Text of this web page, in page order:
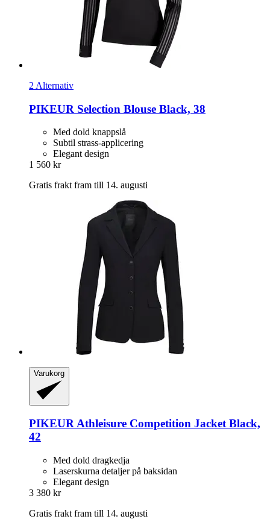
2 Alternativ
PIKEUR Selection Blouse Black, 38
Med dold knappslå
Subtil strass-applicering
Elegant design
1 560 kr
Gratis frakt fram till 14. augusti
Varukorg
PIKEUR Athleisure Competition Jacket Black,
42
Med dold dragkedja
Laserskurna detaljer på baksidan
Elegant design
3 380 kr
Gratis frakt fram till 14. augusti